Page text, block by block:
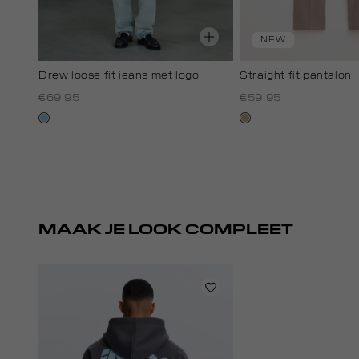
Drew loose fit jeans met logo
€69.95
lichtblauw
NEW
Straight fit pantalon
€59.95
zand
MAAK JE LOOK COMPLEET